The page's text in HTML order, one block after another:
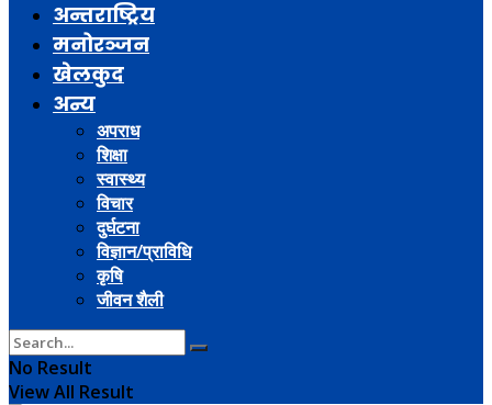
अन्तराष्ट्रिय
मनोरञ्जन
खेलकुद
अन्य
अपराध
शिक्षा
स्वास्थ्य
विचार
दुर्घटना
विज्ञान/प्राविधि
कृषि
जीवन शैली
No Result
View All Result